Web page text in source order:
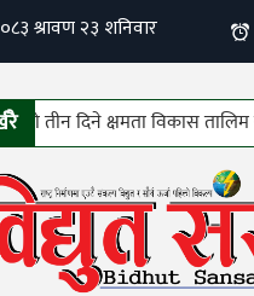
दिने क्षमता विकास तालिम सुरु!